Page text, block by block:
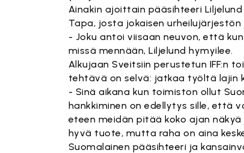
Ainakin ajoittain pääsihteeri
Tapa, josta jokaisen
- Joku antoi viisaan neuvon, että
missä mennään, Liljelund hymyilee.
Alkujaan Sveitsiin perustetun IFF:n
tehtävä on selvä: jatkaa työltä lajin
- Sinä aikana kun toimiston ollut
hankkiminen on edellytys sille, että
eteen meidän pitää koko ajan
hyvä tuote, mutta raha on aina
Suomalainen pääsihteeri ja